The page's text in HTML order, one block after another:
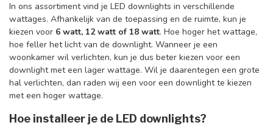
In ons assortiment vind je LED downlights in verschillende
wattages. Afhankelijk van de toepassing en de ruimte, kun je
kiezen voor 6 watt, 12 watt of 18 watt. Hoe hoger het wattage,
hoe feller het licht van de downlight. Wanneer je een
woonkamer wil verlichten, kun je dus beter kiezen voor een
downlight met een lager wattage. Wil je daarentegen een grote
hal verlichten, dan raden wij een voor een downlight te kiezen
met een hoger wattage.
Hoe installeer je de LED downlights?